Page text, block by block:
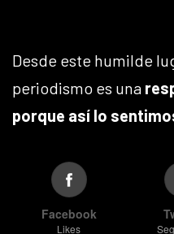
Desde este humilde
periodismo es una
porque así lo
Facebook
Likes